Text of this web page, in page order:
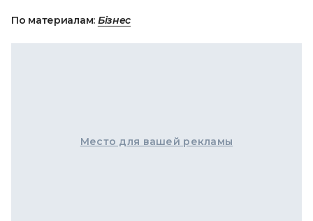
По материалам: Бізнес
Место для вашей рекламы